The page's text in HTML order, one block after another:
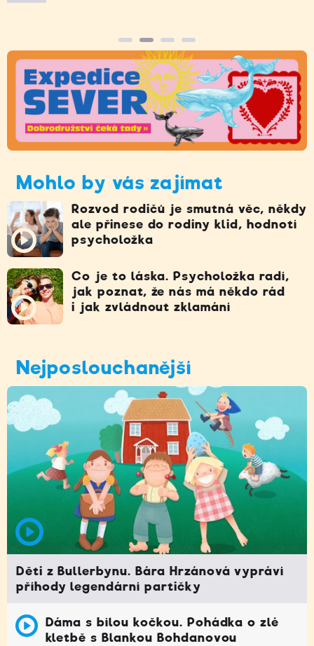
Mohlo by vás zajímat
Rozvod rodičů je smutná věc, někdy
ale přinese do rodiny klid, hodnotí
psycholožka
Co je to láska. Psycholožka radí,
jak poznat, že nás má někdo rád
i jak zvládnout zklamání
Nejposlouchanější
Děti z Bullerbynu. Bára Hrzánová vypráví
příhody legendární partičky
Dáma s bílou kočkou. Pohádka o zlé
kletbě s Blankou Bohdanovou